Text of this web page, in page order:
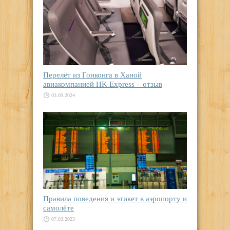
Перелёт из Гонконга в Ханой
авиакомпанией HK Express – отзыв
03.09.2024
Правила поведения и этикет в аэропорту и
самолёте
07.03.2023